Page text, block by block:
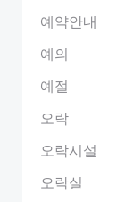
예약안내
예의
예절
오락
오락시설
오락실